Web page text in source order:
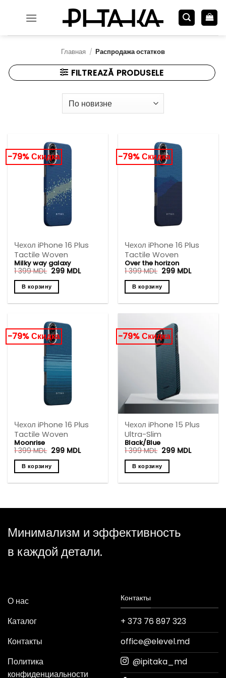
Главная / Распродажа остатков
FILTREAZĂ PRODUSELE
-79% Скидка
Чехол iPhone 16 Plus
Tactile Woven
Milky way galaxy
1 399MDL Первоначальная
составляла
1
299 MDLТекущая
В корзину
-79% Скидка
Чехол iPhone 16 Plus
Tactile Woven
Over the horizon
1 399MDL Первоначальная
составляла
1
299 MDLТекущая
В корзину
-79% Скидка
Чехол iPhone 16 Plus
Tactile Woven
Moonrise
1 399MDL Первоначальная
составляла
1
399 MDL.
299 MDLТекущая
В корзину
-79% Скидка
Чехол iPhone 15 Plus
Ultra-Slim
Black/Blue
1 399MDL Первоначальная
составляла
1
399 MDL.
299 MDLТекущая
В корзину
Минимализм и эффективность
в каждой детали.
О нас
Каталог
Контакты
Политика
конфиденциальности
Контакты
+ 373 76 897 323
office@elevel.md
@ipitaka_md